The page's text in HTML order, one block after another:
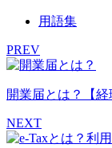
用語集
PREV
開業届とは？【経
NEXT